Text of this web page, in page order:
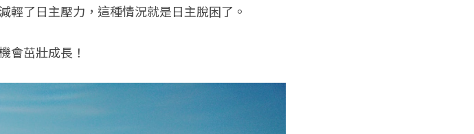
輕了日主壓力，這種情況就是日主脫困了。
會茁壯成長！